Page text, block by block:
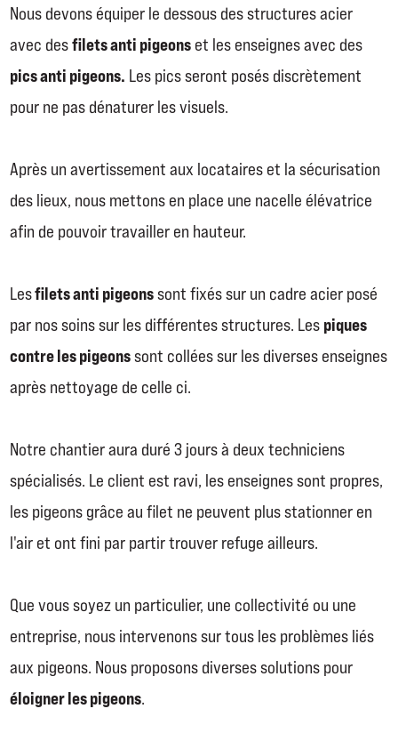
Nous devons équiper le dessous des structures acier
avec desfilets anti pigeons et les enseignes avec des
pics anti pigeons. Les pics seront posés discrètement
pour ne pas dénaturer les visuels.
Après un avertissement aux locataires et la sécurisation
des lieux, nous mettons en place une nacelle élévatrice
afin de pouvoir travailler en hauteur.
Lesfilets anti pigeonssont fixés sur un cadre acier posé
par nos soins sur les différentes structures. Les piques
contre les pigeonssont collées sur les diverses enseignes
après nettoyage de celle ci.
Notre chantier aura duré 3 jours à deux techniciens
spécialisés. Le client est ravi, les enseignes sont propres,
les pigeons grâce au filet ne peuvent plus stationner en
l'air et ont fini par partir trouver refuge ailleurs.
Que vous soyez un particulier, une collectivité ou une
entreprise, nous intervenons sur tous les problèmes liés
aux pigeons. Nous proposons diverses solutions pour
éloigner les pigeons.